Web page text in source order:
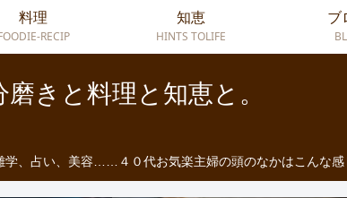
磨きと料理と知恵と。
学、占い、美容……４０代お気楽主婦の頭のなかはこんな感
料理
RECIP
知恵
HINTS TOLIFE
ブ